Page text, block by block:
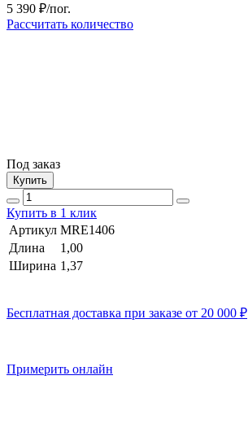
5 390 ₽/пог.
Рассчитать количество
Под заказ
Купить
Купить в 1 клик
Артикул MRE1406
Длина
1,00
Ширина 1,37
Бесплатная доставка при заказе от 20 000 ₽
Примерить онлайн